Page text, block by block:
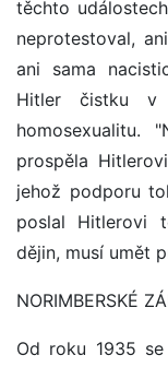
těchto
neprotestoval,
ani sama
Hitler čistku v
homosexualitu.
prospěla
jehož podporu
poslal Hitlerovi
dějin, musí umět
NORIMBERSKÉ
Od roku 1935